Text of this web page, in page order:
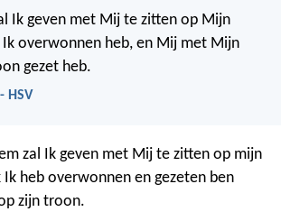
Ik geven met Mij te zitten op Mijn
Ik overwonnen heb, en Mij met Mijn
gezet heb.
HSV
zal Ik geven met Mij te zitten op mijn
heb overwonnen en gezeten ben
zijn troon.